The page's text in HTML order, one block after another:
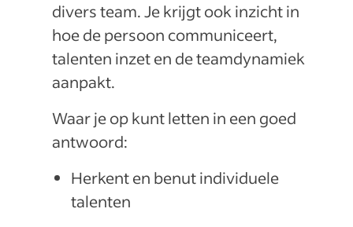
divers team. Je krijgt ook inzicht in
hoe de persoon communiceert,
talenten inzet en de teamdynamiek
aanpakt.
Waar je op kunt letten in een goed
antwoord:
Herkent en benut individuele
talenten